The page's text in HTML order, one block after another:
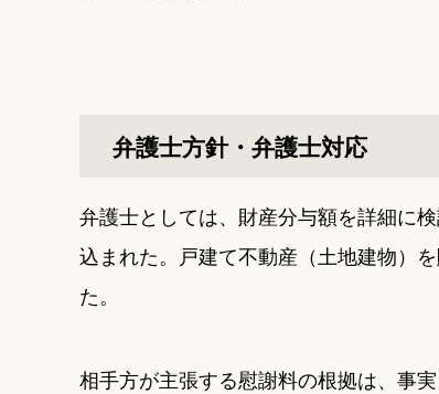
弁護士方針・弁護士対応
弁護士としては、財産分与額を詳細に
込まれた。戸建て不動産（土地建物）
た。
相手方が主張する慰謝料の根拠は、事